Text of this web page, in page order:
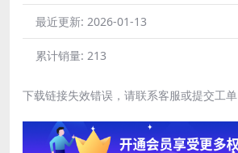
最近更新: 2026-01-13
累计销量: 213
下载链接失效错误，请联系客服或提交工单